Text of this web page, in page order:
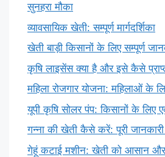
सुनहरा मौका
व्यावसायिक खेती: सम्पूर्ण मार्गदर्शिका
खेती बाड़ी किसानों के लिए सम्पूर्ण
कृषि लाइसेंस क्या है और इसे कैसे
महिला रोजगार योजना: महिलाओं के
यूपी कृषि सोलर पंप: किसानों के लिए
गन्ना की खेती कैसे करें: पूरी जानकारी
गेहूं कटाई मशीन: खेती को आसान